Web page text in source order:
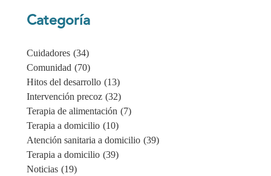
Categoría
Cuidadores (34)
Comunidad (70)
Hitos del desarrollo (13)
Intervención precoz (32)
Terapia de alimentación (7)
Terapia a domicilio (10)
Atención sanitaria a domicilio (39)
Terapia a domicilio (39)
Noticias (19)